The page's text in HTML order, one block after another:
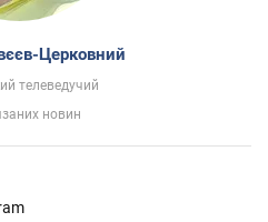
Церковний
телеведучий
новин